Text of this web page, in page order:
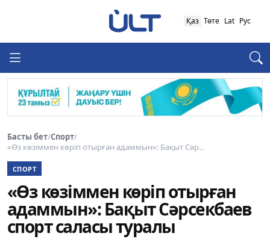
Қаз Төте Lat Рус
Басты бет/Спорт/
«Өз көзіммен көріп отырған адаммын»: Бақыт Сәр...
СПОРТ
«Өз көзіммен көріп отырған
адаммын»: Бақыт Сәрсекбаев
спорт саласы туралы